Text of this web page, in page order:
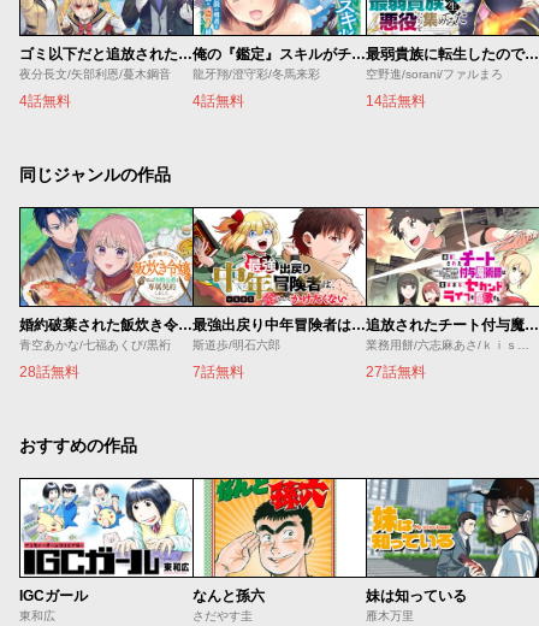
ゴミ以下だと追放された使用人、実は前世賢者です ～史上最強の賢者、世界最高峰の学園に通う～
夜分長文/矢部利恩/蔓木鋼音
4話無料
俺の『鑑定』スキルがチートすぎて
龍牙翔/澄守彩/冬馬来彩
4話無料
最弱貴族に転生したので悪役たちを集めてみた
空野進/sorani/ファルまろ
14話無料
同じジャンルの作品
婚約破棄された飯炊き令嬢の私は冷酷公爵と専属契約しました～ですが胃袋を掴んだ結果、冷たかった公爵様がどんどん優しくなっています～
青空あかな/七福あくび/黒裄
28話無料
最強出戻り中年冒険者は、今さら命なんてかけたくない
斯道歩/明石六郎
7話無料
追放されたチート付与魔術師は気ままなセカンドライフを謳歌する。 ～俺は武器だけじゃなく、あらゆるものに『強化ポイント』を付与できるし、俺の意思でいつでも効果を解除できるけど、残った人たち大丈夫？～
27話無料
おすすめの作品
IGCガール
東和広
なんと孫六
さだやす圭
妹は知っている
雁木万里